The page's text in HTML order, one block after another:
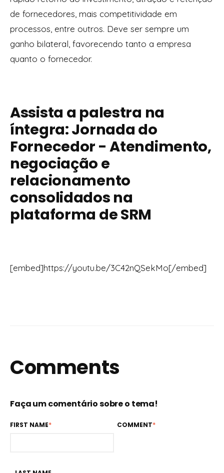
de fornecedores, mais competitividade em
processos, entre outros. Deve ser sempre um
ganho bilateral, favorecendo tanto a empresa
quanto o fornecedor.
Assista a palestra na
íntegra: Jornada do
Fornecedor - Atendimento,
negociação e
relacionamento
consolidados na
plataforma de SRM
[embed]https://youtu.be/3C42nQSekMo[/embed]
Comments
Faça um comentário sobre o tema!
FIRST NAME* COMMENT*